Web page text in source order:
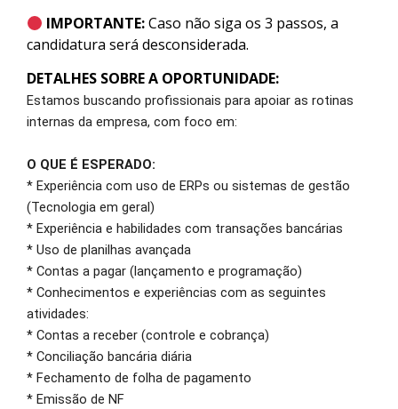
IMPORTANTE:Caso não siga os 3 passos, a
candidatura será desconsiderada.
DETALHES SOBRE A OPORTUNIDADE:
Estamos buscando profissionais para apoiar as rotinas
internas da empresa, com foco em:
O QUE É ESPERADO:
* Experiência com uso de ERPs ou sistemas de gestão
(Tecnologia em geral)
* Experiência e habilidades com transações bancárias
* Uso de planilhas avançada
* Contas a pagar (lançamento e programação)
* Conhecimentos e experiências com as seguintes
atividades:
* Contas a receber (controle e cobrança)
* Conciliação bancária diária
* Fechamento de folha de pagamento
* Emissão de NF